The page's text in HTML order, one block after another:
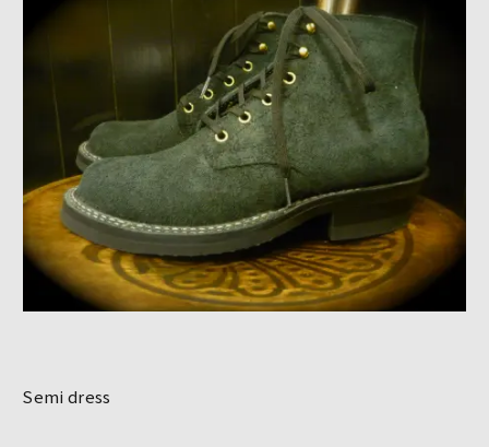
Semi dress